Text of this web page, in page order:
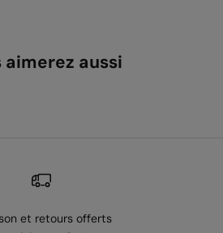
aimerez aussi
et retours offerts